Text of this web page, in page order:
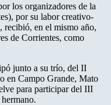
los organizadores de la
por su labor creativo-
recibió, en el mismo año,
de Corrientes, como
junto a su trío, del II
en Campo Grande, Mato
para participar del III